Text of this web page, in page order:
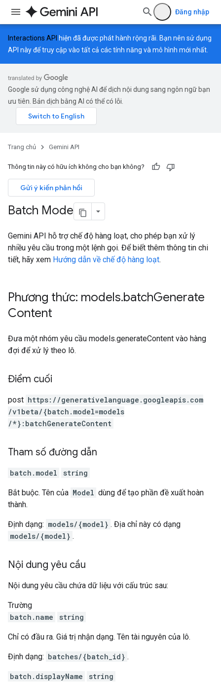
Đăng nhập
Interactions API hiện đã được phát hành rộng rãi. Bạn nên sử dụng
API này để truy cập vào tất cả các tính năng và mô hình mới nhất.
Google sử dụng công nghệ AI để dịch nội dung sang ngôn ngữ bạn
ưu tiên. Bản dịch bằng AI có thể có lỗi.
Trang chủ Gemini API
Thông tin này có hữu ích không cho bạn không?
Gửi ý kiến phản hồi
Batch Mode
Gemini API hỗ trợ chế độ hàng loạt, cho phép bạn xử lý
nhiều yêu cầu trong một lệnh gọi. Để biết thêm thông tin chi
tiết, hãy xem Hướng dẫn về chế độ hàng loạt.
Phương thức: models.batchGenerate
Content
Đưa một nhóm yêu cầu models.generateContent vào hàng
đợi để xử lý theo lô.
Điểm cuối
post https: / /generativelanguage.googleapis.com
/v1beta/{batch.model=models
/*}:batchGenerateContent
Tham số đường dẫn
batch.model string
Bắt buộc. Tên của Model dùng để tạo phần đề xuất hoàn
thành.
Định dạng: models/{model} . Địa chỉ này có dạng
models/{model} .
Nội dung yêu cầu
Nội dung yêu cầu chứa dữ liệu với cấu trúc sau:
Trường
batch.name
string
Chỉ có đầu ra. Giá trị nhận dạng. Tên tài nguyên của lô.
Định dạng: batches/{batch_id} .
batch.displayName string